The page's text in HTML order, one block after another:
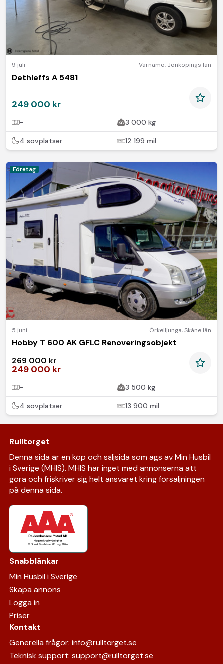
9 juli Värnamo, Jönköpings län
Dethleffs A 5481
249 000 kr
- 3 000 kg
4 sovplatser 12 199 mil
Företag
5 juni Örkelljunga,Skåne län
Hobby T 600 AK GFLC Renoveringsobjekt
269 000 kr
249 000 kr
- 3 500 kg
4 sovplatser 13 900 mil
Rulltorget
Denna sida är en köp och säljsida som ägs av Min Husbil
i Sverige (MHIS). MHIS har inget med annonserna att
göra och friskriver sig helt ansvaret kring försäljningen
på denna sida.
Snabblänkar
Min Husbil i Sverige
Skapa annons
Logga in
Priser
Kontakt
Generella frågor: info@rulltorget.se
Teknisk support: support@rulltorget.se